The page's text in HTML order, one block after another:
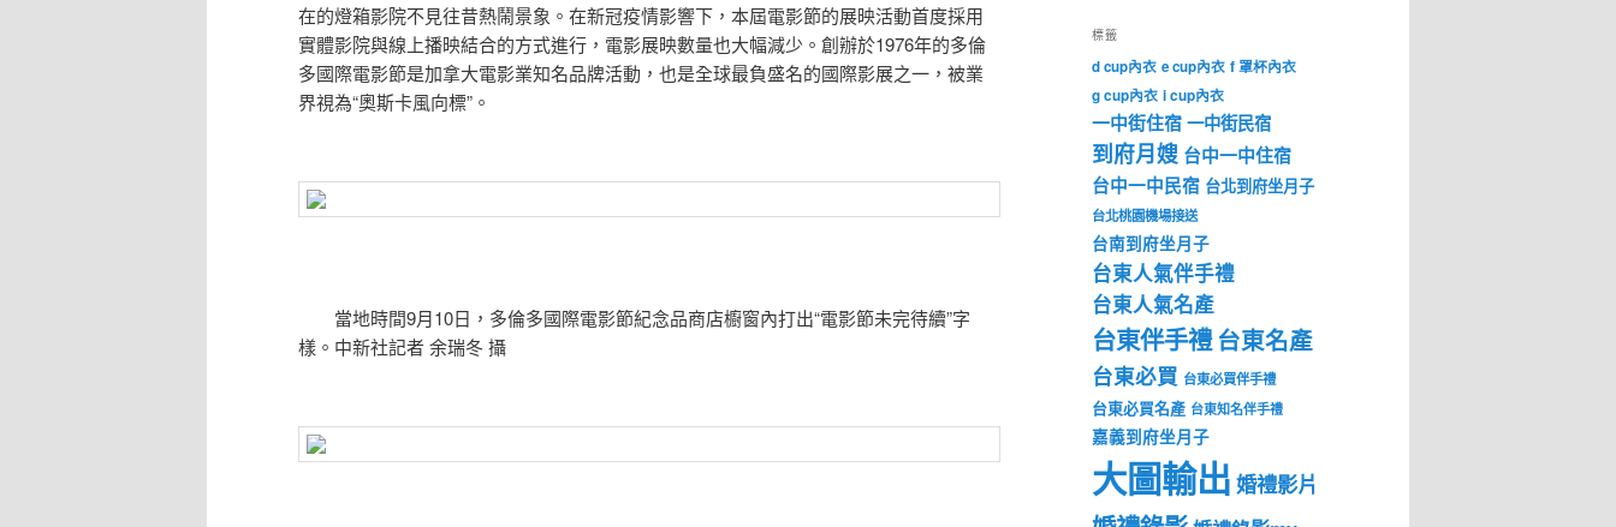
在的燈箱影院不見往昔熱鬧景象。在新冠疫情影響下，本屆電影節的展映活動首度採用
實體影院與線上播映結合的方式進行，電影展映數量也大幅減少。創辦於1976年的多倫
多國際電影節是加拿大電影業知名品牌活動，也是全球最負盛名的國際影展之一，被業
界視為“奧斯卡風向標”。
當地時間9月10日，多倫多國際電影節紀念品商店櫥窗內打出“電影節未完待續”字
樣。中新社記者 余瑞冬 攝
標籤
d cup內衣 e cup內衣 f 罩杯內衣
g cup內衣 i cup內衣
一中街住宿 一中街民宿
到府月嫂 台中一中住宿
台中一中民宿 台北到府坐月子
台北桃園機場接送
台南到府坐月子
台東人氣伴手禮
台東人氣名產
台東伴手禮 台東名產
台東必買 台東必買伴手禮
台東必買名產 台東知名伴手禮
嘉義到府坐月子
大圖輸出 婚禮影片